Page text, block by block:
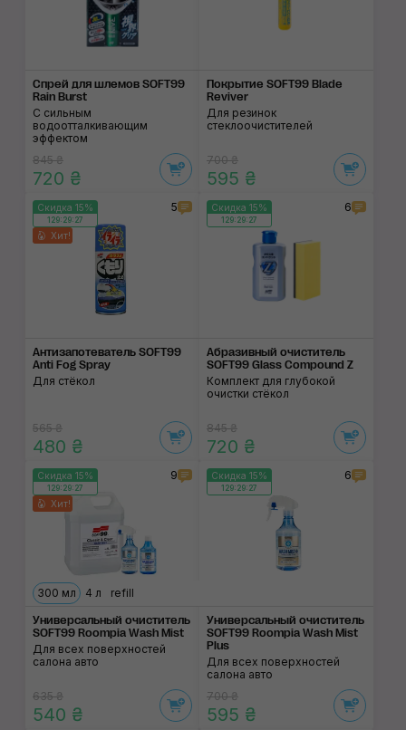
Спрей для шлемов SOFT99
Rain Burst
С сильным
водоотталкивающим
эффектом
845 ₴
720 ₴
Покрытие SOFT99 Blade
Reviver
Для резинок
стеклоочистителей
700 ₴
595 ₴
Скидка 15%
129:29:27
Хит!
5
Антизапотеватель SOFT99
Anti Fog Spray
Для стёкол
565 ₴
480 ₴
Скидка 15%
129:29:27
6
Абразивный очисти­тель
SOFT99 Glass Compound Z
Комплект для глубокой
очистки стёкол
845 ₴
720 ₴
Скидка 15%
129:29:27
Хит!
9
300 мл 4 л refill
Универсальный очиститель
SOFT99 Roompia Wash Mist
Для всех поверхностей
салона авто
635 ₴
540 ₴
Скидка 15%
129:29:27
6
Универсальный очис­титель
SOFT99 Roompia Wash Mist
Plus
Для всех поверхностей
салона авто
700 ₴
595 ₴